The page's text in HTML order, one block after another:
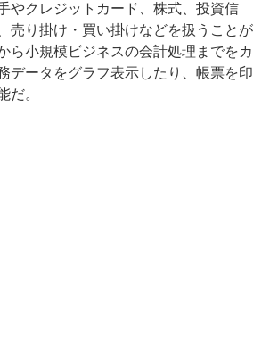
やクレジットカード、株式、投資信
売り掛け・買い掛けなどを扱うことが
ら小規模ビジネスの会計処理までをカ
データをグラフ表示したり、帳票を印
だ。